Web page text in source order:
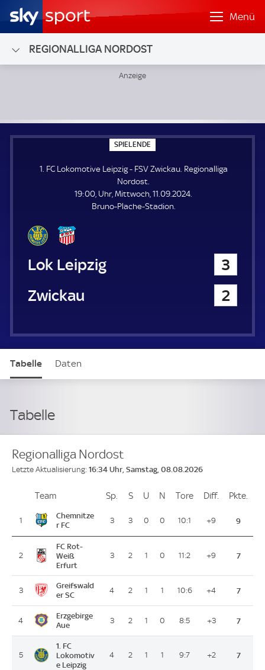
Menü
REGIONALLIGA NORDOST
SPIELENDE
P
E
N
E
1. FC Lokomotive Leipzig - FSV Zwickau. Regionalliga
Nordost.
19:00, Uhr, Mittwoch, 11.09.2024.
Bruno-Plache-Stadion.
1. FC Lokomotive Leipzig
3
FSV Zwickau
2
Tabelle Daten
Tabelle
Regionalliga Nordost
Letzte Aktualisierung: 16:34 Uhr, Samstag, 08.08.2026
PlatzTeam Sp. Spiele
SSiege
U Unentschieden
N Niederlagen
Tore ToreDiff. Differenz
Pkte.
1
Chemnitze
r FC
3 3 0 0 10:1 +9 9
2
FC Rot-
Weiß
Erfurt
3 2 1 0 11:2 +9 7
3
Greifswald
er SC
4 2 1 1 10:6 +4 7
4
Erzgebirge
Aue
3 2 1 0 8:5 +3 7
5
1. FC
Lokomotiv
e Leipzig
4 2 1 1 9:7 +2 7